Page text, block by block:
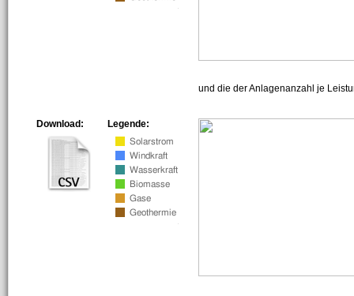
und die der Anlagenanzahl je
Legende:
Download: